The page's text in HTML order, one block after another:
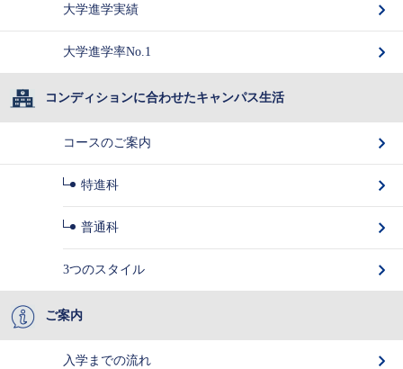
大学進学実績
大学進学率No.1
コンディションに合わせたキャンパス生活
コースのご案内
特進科
普通科
3つのスタイル
ご案内
入学までの流れ